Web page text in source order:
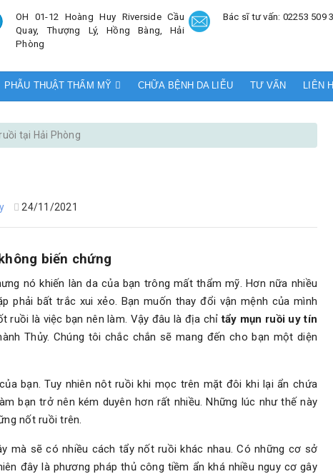
OH 01-12 Hoàng Huy Riverside Cầu
Quay, Thượng Lý, Hồng Bàng, Hải
Phòng
Bác sĩ tư vấn: 02253 509
PHẪU THUẬT THẨM MỸ CHỮA BỆNH DA LIỄU TƯ VẤN LIÊN
tại Hải Phòng
24/11/2021
biến chứng
nó khiến làn da của bạn trông mất thẩm mỹ. Hơn nữa nhiều
phải bất trắc xui xẻo. Bạn muốn thay đổi vận mệnh của mình
ruồi là việc bạn nên làm. Vậy đâu là địa chỉtẩy mụn ruồi uy tín
Thủy. Chúng tôi chắc chắn sẽ mang đến cho bạn một diện
bạn. Tuy nhiên nôt ruồi khi mọc trên mặt đôi khi lại ẩn chứa
bạn trở nên kém duyên hơn rất nhiều. Những lúc như thế này
nốt ruồi trên.
mà sẽ có nhiều cách tẩy nốt ruồi khác nhau. Có những cơ sở
đây là phương pháp thủ công tiềm ẩn khá nhiều nguy cơ gây